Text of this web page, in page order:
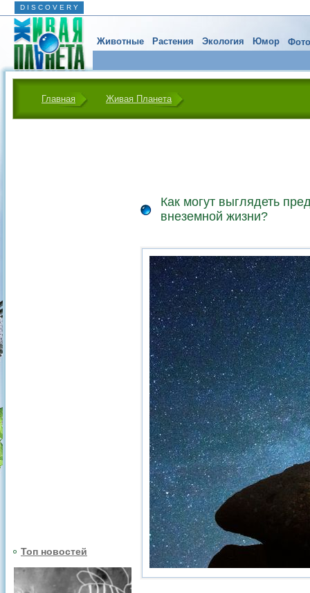
D I S C O V E R Y
Животные Растения Экология Юмор
Главная Живая Планета
Топ новостей
Как могут выглядеть
внеземной жизни?